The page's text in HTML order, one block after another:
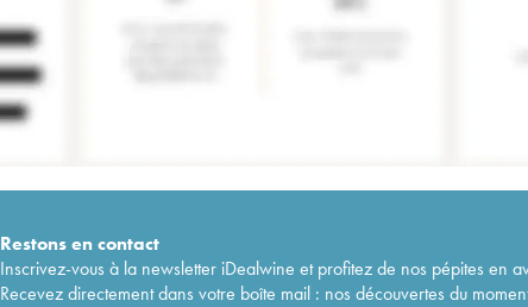
Restons encontact
Inscrivez-vous à la newsletter iDealwine et profitez de nos pépites en
Recevez directement dans votre boîte mail : nos découvertes du